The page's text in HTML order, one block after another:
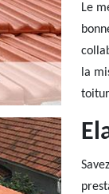
Le
la